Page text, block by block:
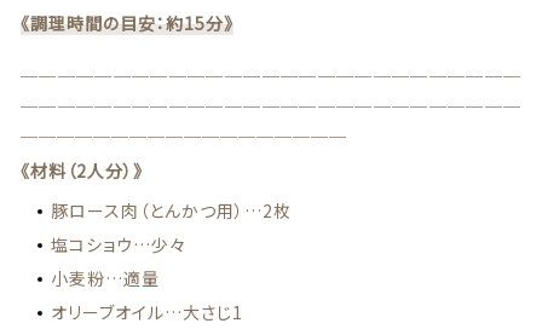
《調理時間の目安：約15分》
《材料（2人分）》
豚ロース肉（とんかつ用）…2枚
塩コショウ…少々
小麦粉…適量
オリーブオイル…大さじ1
商品一覧
最近チェックした商品
注文履歴
ご利用ガイド
当店について